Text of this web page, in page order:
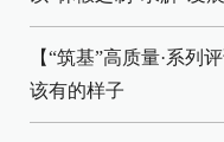
【“筑基”高质量·系列
该有的样子